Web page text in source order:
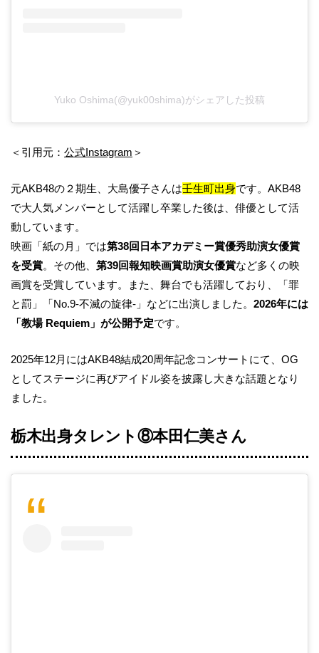
Yuko Oshima(@yuk00shima)がシェアした投稿
＜引用元： 公式Instagram ＞
元AKB48の２期生、大島優子さんは壬生町出身です。AKB48
で大人気メンバーとして活躍し卒業した後は、俳優として活
動しています。
映画「紙の月」では第38回日本アカデミー賞優秀助演女優賞
を受賞。その他、 第39回報知映画賞助演女優賞など多くの映
画賞を受賞しています。また、舞台でも活躍しており、「罪
と罰」「No.9-不滅の旋律-」などに出演しました。 2026年には
「教場 Requiem」が公開予定です。
2025年12月にはAKB48結成20周年記念コンサートにて、OG
としてステージに再びアイドル姿を披露し大きな話題となり
ました。
栃木出身タレント⑧本田仁美さん